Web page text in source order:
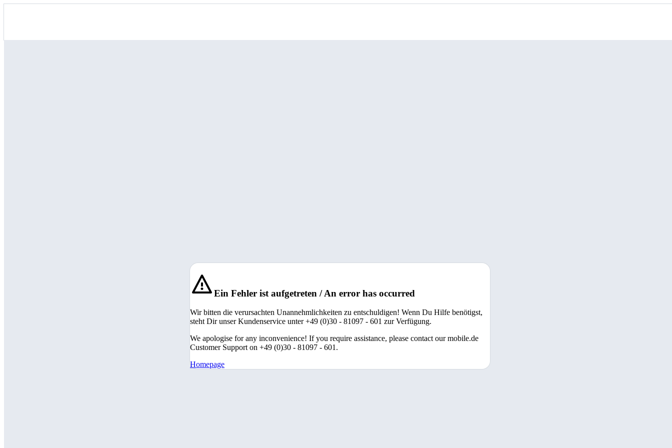
Ein Fehler ist aufgetreten / An error has occurred
Wir bitten die verursachten Unannehmlichkeiten zu entschuldigen! Wenn Du Hilfe benötigst,
steht Dir unser Kundenservice unter +49 (0)30 - 81097 - 601 zur Verfügung.
We apologise for any inconvenience! If you require assistance, please contact our mobile.de
Customer Support on +49 (0)30 - 81097 - 601.
Homepage